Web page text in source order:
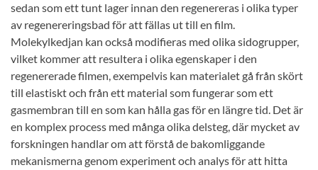
sedan som ett tunt lager innan den regenereras i olika typer
av regenereringsbad för att fällas ut till en film.
Molekylkedjan kan också modifieras med olika sidogrupper,
vilket kommer att resultera i olika egenskaper i den
regenererade filmen, exempelvis kan materialet gå från skört
till elastiskt och från ett material som fungerar som ett
gasmembran till en som kan hålla gas för en längre tid. Det är
en komplex process med många olika delsteg, där mycket av
forskningen handlar om att förstå de bakomliggande
mekanismerna genom experiment och analys för att hitta